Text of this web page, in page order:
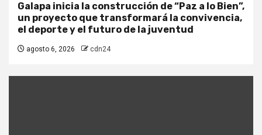
Galapa inicia la construcción de “Paz a lo Bien”,
un proyecto que transformará la convivencia,
el deporte y el futuro de la juventud
agosto 6, 2026 cdn24